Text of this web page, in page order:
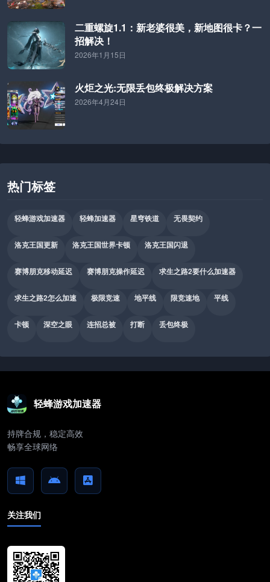
二重螺旋1.1：新老婆很美，新地图很卡？一
招解决！
2026年1月15日
火炬之光:无限丢包终极解决方案
2026年4月24日
热门标签
轻蜂游戏加速器 轻蜂加速器 星穹铁道 无畏契约
洛克王国更新 洛克王国世界卡顿 洛克王国闪退
赛博朋克移动延迟 赛博朋克操作延迟 求生之路2要什么加速器
求生之路2怎么加速 极限竞速 地平线 限竞速地 平线
卡顿 深空之眼 连招总被 打断 丢包终极
轻蜂游戏加速器
持牌合规，稳定高效
畅享全球网络
关注我们